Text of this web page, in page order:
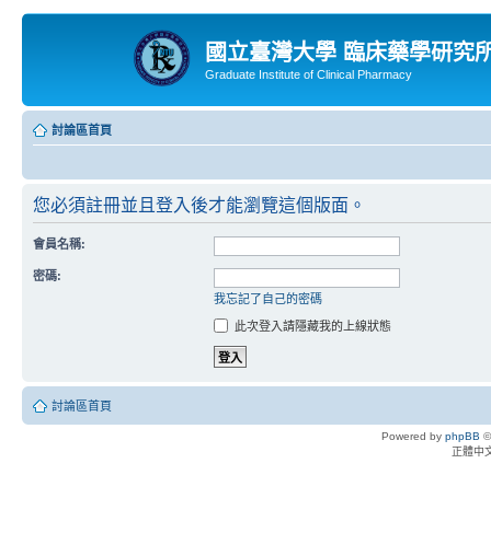
國立臺灣大學 臨床藥學研究
Graduate Institute of Clinical Pharmacy
討論區首頁
您必須註冊並且登入後才能瀏覽這個版面。
會員名稱:
密碼:
我忘記了自己的密碼
此次登入請隱藏我的上線狀態
討論區首頁
Powered by phpBB
正體中